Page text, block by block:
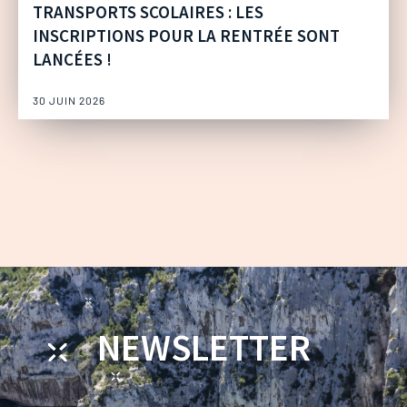
TRANSPORTS SCOLAIRES : LES
INSCRIPTIONS POUR LA RENTRÉE SONT
LANCÉES !
30 JUIN 2026
NEWSLETTER